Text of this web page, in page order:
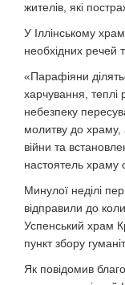
жителів, які
У Іллінському
необхідних речей
«Парафіяни
харчування, теплі
небезпеку
молитву до
війни та
настоятель храму
Минулої неділі
відправили до
Успенський храм
пункт збору
Як повідомив